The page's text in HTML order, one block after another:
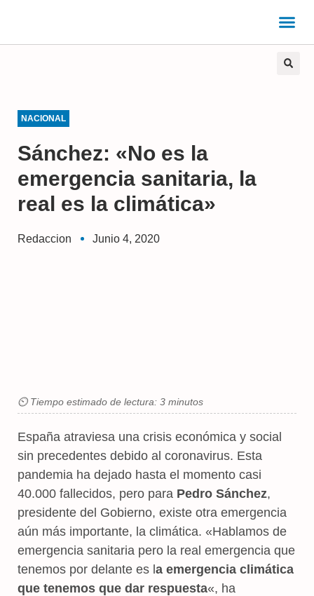
NACIONAL
Sánchez: «No es la
emergencia sanitaria, la
real es la climática»
Redaccion Junio 4, 2020
⏲ Tiempo estimado de lectura: 3 minutos
España atraviesa una crisis económica y social
sin precedentes debido al coronavirus. Esta
pandemia ha dejado hasta el momento casi
40.000 fallecidos, pero para Pedro Sánchez,
presidente del Gobierno, existe otra emergencia
aún más importante, la climática. «Hablamos de
emergencia sanitaria pero la real emergencia que
tenemos por delante es la emergencia climática
que tenemos que dar respuesta«, ha